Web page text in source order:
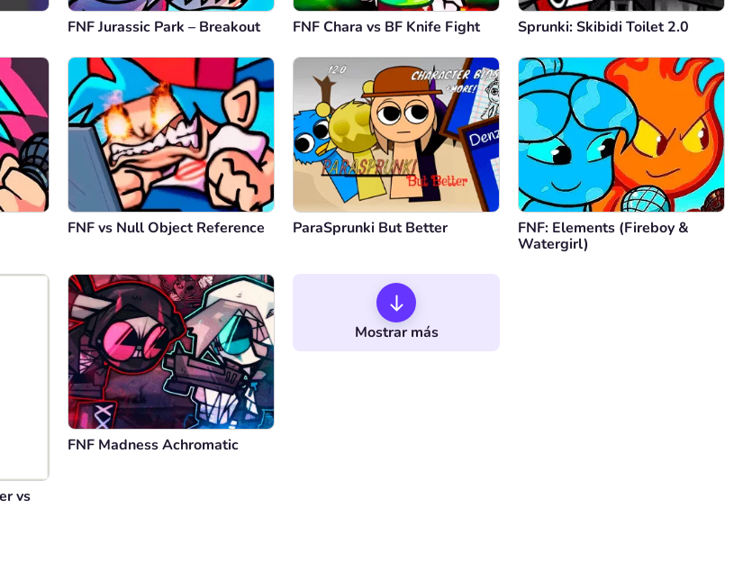
FNF Jurassic Park – Breakout FNF Chara vs BF Knife Fight Sprunki: Skibidi Toilet 2.0
FNF vs Null Object Reference ParaSprunki But Better
FNF: Elements (Fireboy &
Watergirl)
FNF Madness Achromatic
Mostrar más